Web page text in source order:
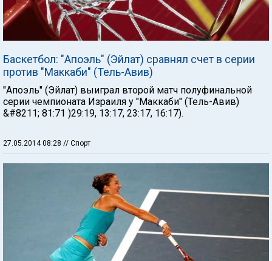
Баскетбол: "Апоэль" (Эйлат) сравнял счет в серии
против "Маккаби" (Тель-Авив)
"Апоэль" (Эйлат) выиграл второй матч полуфинальной
серии чемпионата Израиля у "Маккаби" (Тель-Авив)
&#8211; 81:71 )29:19, 13:17, 23:17, 16:17).
27.05.2014 08:28 // Спорт